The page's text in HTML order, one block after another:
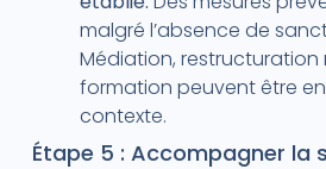
malgré l’absence de
Médiation,
formation peuvent être
contexte.
Étape 5 : Accompagner la